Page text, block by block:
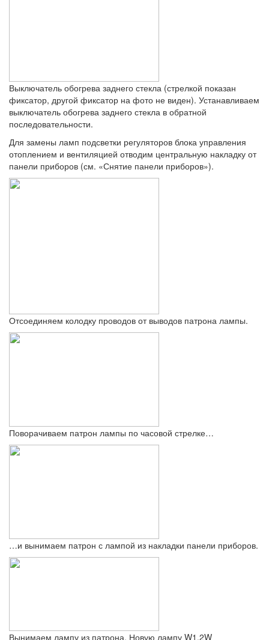
Выключатель обогрева заднего стекла (стрелкой показан
фиксатор, другой фиксатор на фото не виден). Устанавливаем
выключатель обогрева заднего стекла в обратной
последовательности.
Для замены ламп подсветки регуляторов блока управления
отоплением и вентиляцией отводим центральную накладку от
панели приборов (см. «Снятие панели приборов»).
Отсоединяем колодку проводов от выводов патрона лампы.
Поворачиваем патрон лампы по часовой стрелке…
…и вынимаем патрон с лампой из накладки панели приборов.
Вынимаем лампу из патрона. Новую лампу W1,2W